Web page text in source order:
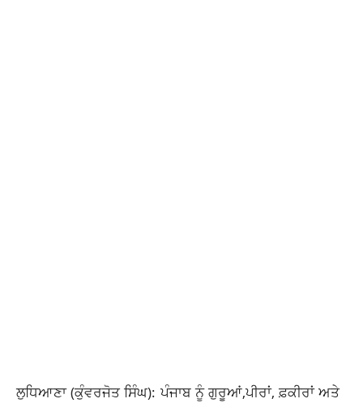
ਲੁਧਿਆਣਾ (ਕੁੰਵਰਜੋਤ ਸਿੰਘ): ਪੰਜਾਬ ਨੂੰ ਗੁਰੂਆਂ,ਪੀਰਾਂ, ਫ਼ਕੀਰਾਂ ਅਤੇ